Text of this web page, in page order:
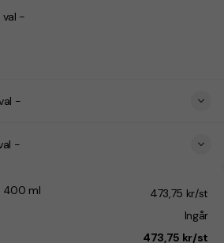
-
-
-
400 ml
473,75 kr/st
Ingår
473,75 kr/st